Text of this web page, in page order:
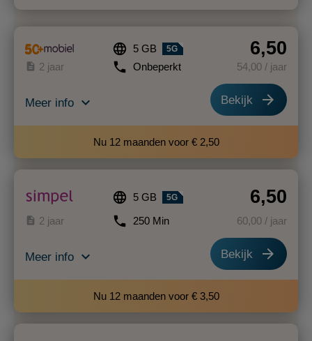
language 5 GB 5G 6,50
description 2 jaar phone Onbeperkt 54,00/ jaar
Meer info expand_more Bekijk arrow_forward
Nu 12 maanden voor € 2,50
language 5 GB 5G 6,50
description 2 jaar phone 250 Min 60,00/ jaar
Meer info expand_more Bekijk arrow_forward
Nu 12 maanden voor € 3,50